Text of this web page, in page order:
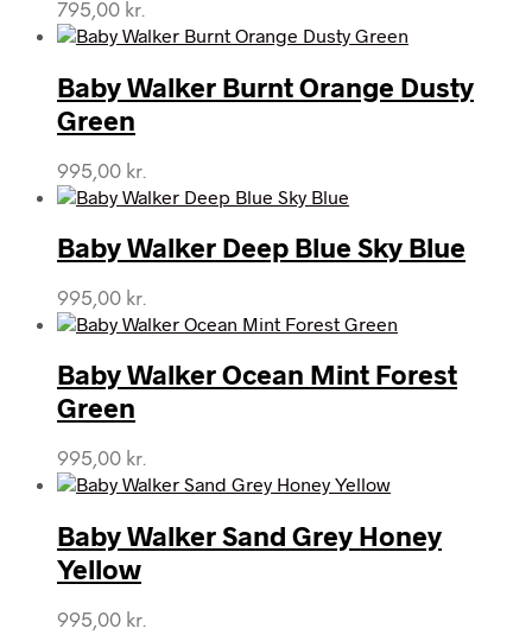
795,00 kr.
Baby Walker Burnt Orange Dusty
Green
995,00 kr.
Baby Walker Deep Blue Sky Blue
995,00 kr.
Baby Walker Ocean Mint Forest
Green
995,00 kr.
Baby Walker Sand Grey Honey
Yellow
995,00 kr.